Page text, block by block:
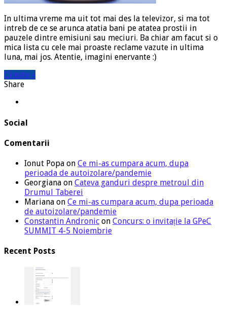
In ultima vreme ma uit tot mai des la televizor, si ma tot
intreb de ce se arunca atatia bani pe atatea prostii in
pauzele dintre emisiuni sau meciuri. Ba chiar am facut si o
mica lista cu cele mai proaste reclame vazute in ultima
luna, mai jos. Atentie, imagini enervante :)
Citeste »
Share
Social
Comentarii
Ionut Popa on Ce mi-as cumpara acum, dupa
perioada de autoizolare/pandemie
Georgiana on Cateva ganduri despre metroul din
Drumul Taberei
Mariana on Ce mi-as cumpara acum, dupa perioada
de autoizolare/pandemie
Constantin Andronic on Concurs: o invitație la GPeC
SUMMIT 4-5 Noiembrie
Recent Posts